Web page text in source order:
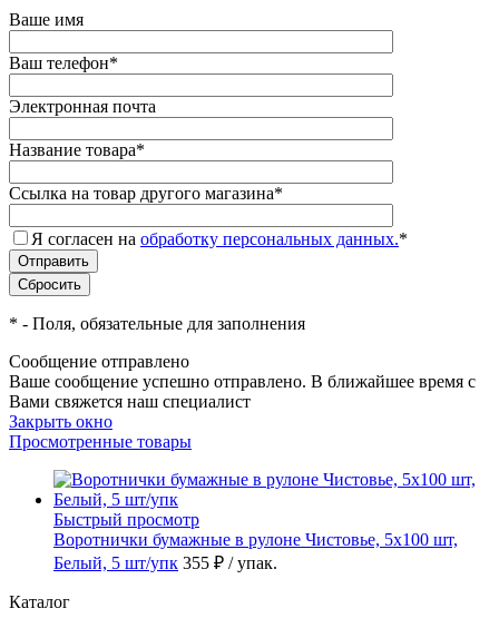
Ваше имя
Ваш телефон*
Электронная почта
Название товара*
Ссылка на товар другого магазина*
Я согласен на обработку персональных данных.*
* - Поля, обязательные для заполнения
Сообщение отправлено
Ваше сообщение успешно отправлено. В ближайшее время с
Вами свяжется наш специалист
Закрыть окно
Просмотренные товары
Быстрый просмотр
Воротнички бумажные в рулоне Чистовье, 5х100 шт,
Белый, 5 шт/упк 355 ₽ / упак.
Каталог